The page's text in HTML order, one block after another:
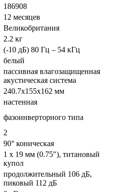
186908
12 месяцев
Великобритания
2.2 кг
(-10 дБ) 80 Гц – 54 кГц
белый
пассивная влагозащищенная
акустическая система
240.7x155x162 мм
настенная
фазоинверторного типа
2
90° коническая
1 х 19 мм (0.75"), титановый
купол
продолжительный 106 дБ,
пиковый 112 дБ